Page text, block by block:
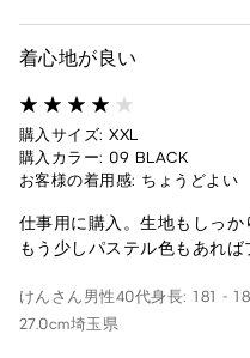
着心地が良い
購入サイズ: XXL
購入カラー: 09 BLACK
お客様の着用感: ちょうどよい
仕事用に購入。生地もしっか
もう少しパステル色もあれ
けんさん 男性40代身長: 181 -
27.0cm埼玉県